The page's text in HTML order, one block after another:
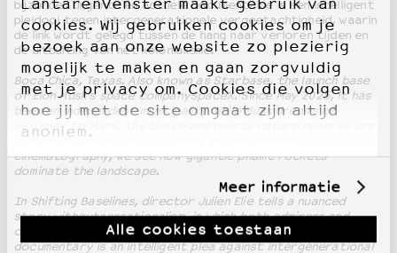
LantarenVenster maakt gebruik van
cookies. Wij gebruiken cookies om je
bezoek aan onze website zo plezierig
mogelijk te maken en gaan zorgvuldig
met je privacy om. Cookies die volgen
hoe jij met de site omgaat zijn altijd
anoniem.
Meer informatie
Alle cookies toestaan
bijzonder urgente en actuele documentaire is een intelligent
pleidooi tegen intergenerationele vergeetachtigheid, waarin
de link wordt gelegd tussen de hang naar verloren tijden en
de uitbuiting van het kolonialisme.
Boca Chica, Texas. Also known as Starbase, the launch base
of Elon Musk’s space companySpaceX. Since May 2025, it has
been an independent municipality. While Musk dreams of
ajourney to Mars, the beach and nearby nature reserve are
plagued by pollution. In stunning black-and-white
cinematography, we see how gigantic phallic rockets
dominate the landscape.
In Shifting Baselines, director Julien Elie tells a nuanced
story withoutsensationalism, in which both admirers and
critics have their say. This particularly urgent and topical
documentary is an intelligent plea against intergenerational